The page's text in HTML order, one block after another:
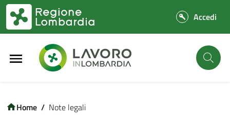
Vai al contenuto principale
Vai al footer
/ Note legali